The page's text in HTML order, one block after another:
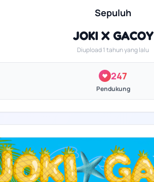
Sepuluh
JOKI X GACOY
Diupload 1 tahun yang lalu
247
Pendukung